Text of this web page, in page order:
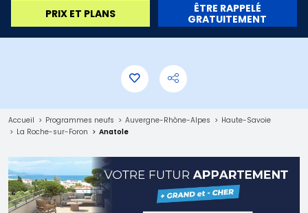
PRIX ET PLANS
ÊTRE RAPPELÉ
GRATUITEMENT
Accueil Programmes neufs Auvergne-Rhône-Alpes
Haute-Savoie
La Roche-sur-Foron
Anatole